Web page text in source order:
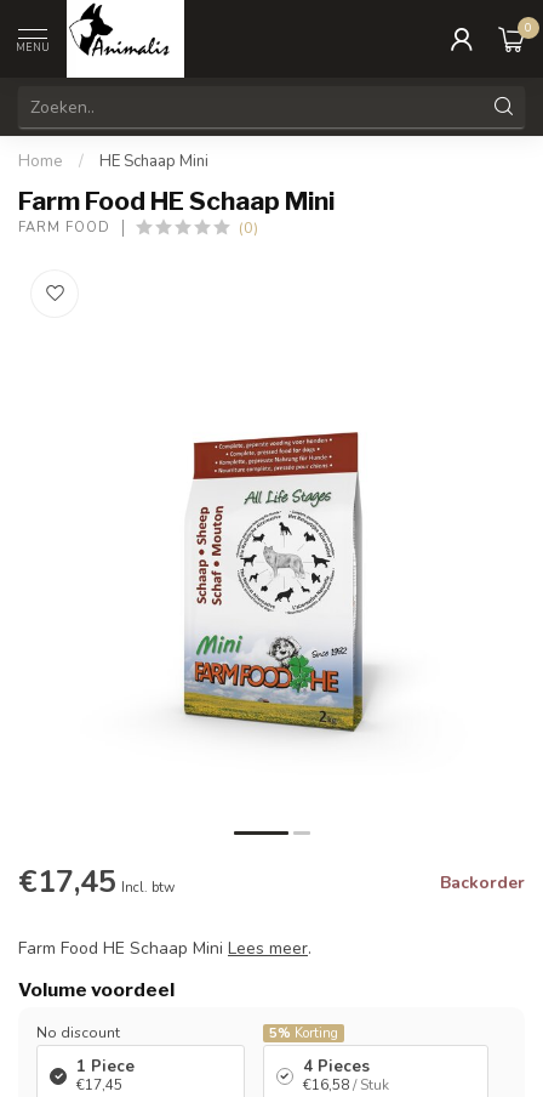
MENU
0
Home / HE Schaap Mini
Farm Food HE Schaap Mini
FARM FOOD (0)
€17,45 Incl. btw Backorder
Farm Food HE Schaap Mini Lees meer.
Volume voordeel
No discount
1 Piece
€17,45
5% Korting
4 Pieces
€16,58 / Stuk